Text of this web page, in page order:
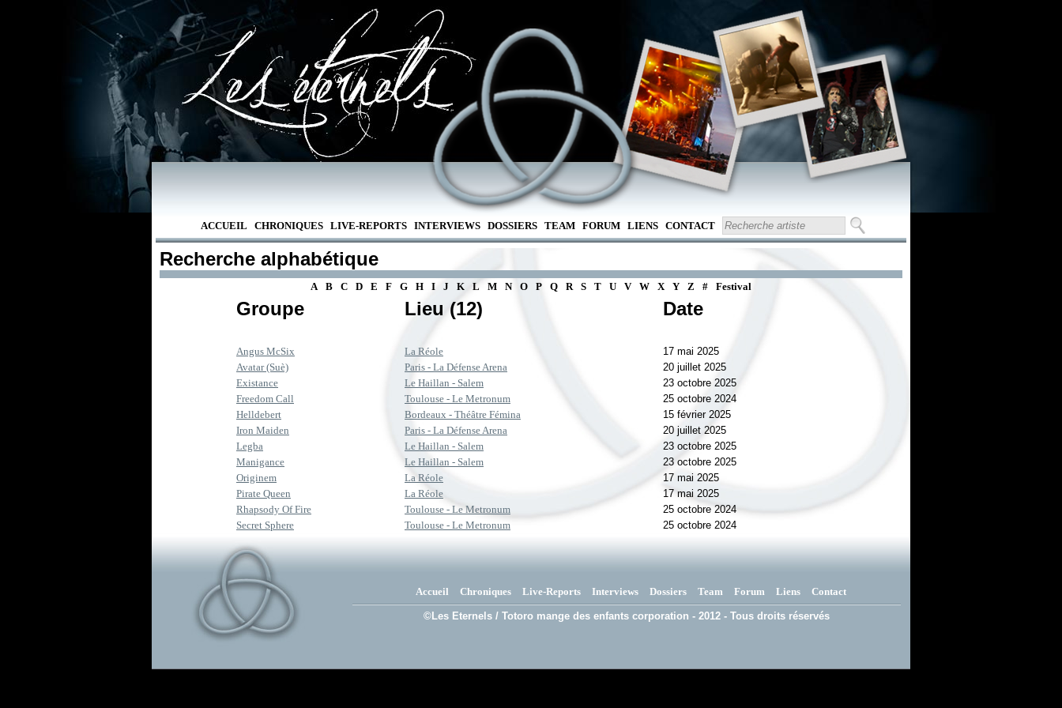
ACCUEIL CHRONIQUES LIVE-REPORTS INTERVIEWS DOSSIERS TEAM FORUM LIENS CONTACT
Recherche alphabétique
A B C D E F G H I J K L M N O P Q R S T U V W X Y Z # Festival
Groupe Lieu (12) Date
Angus McSix La Réole
17 mai 2025
Avatar (Suè)
Paris - La Défense Arena
20 juillet 2025
Existance
Le Haillan - Salem
23 octobre 2025
Freedom Call
Toulouse - Le Metronum
25 octobre 2024
Helldebert
Bordeaux - Théâtre Fémina
15 février 2025
Iron Maiden
Paris - La Défense Arena
20 juillet 2025
Legba
Le Haillan - Salem
23 octobre 2025
Manigance
Le Haillan - Salem
23 octobre 2025
Originem
La Réole
17 mai 2025
Pirate Queen
La Réole
17 mai 2025
Rhapsody Of Fire
Toulouse - Le Metronum
25 octobre 2024
Secret Sphere
Toulouse - Le Metronum 25 octobre 2024
Accueil Chroniques Live-Reports Interviews Dossiers Team Forum Liens Contact
©Les Eternels / Totoro mange des enfants corporation - 2012 - Tous droits réservés